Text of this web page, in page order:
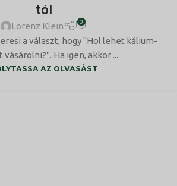
tól
Lorenz Klein 0
a választ, hogy "Hol lehet kálium-
vásárolni?". Ha igen, akkor ...
AZ OLVASÁST